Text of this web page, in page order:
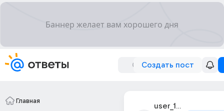
Создать пост
Главная
user_184421803